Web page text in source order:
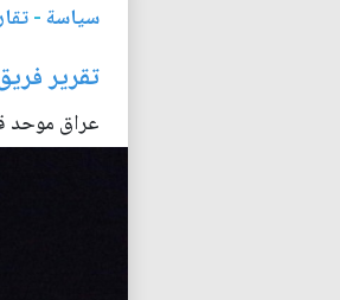
سياسة-
تقرير
عراق موحد